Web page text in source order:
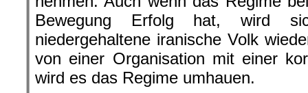
Bewegung Erfolg hat, wird
niedergehaltene iranische Volk
von einer Organisation mit einer
wird es das Regime umhauen.